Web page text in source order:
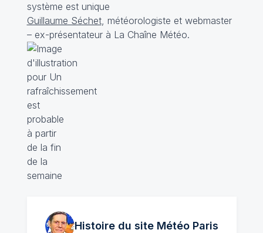
système est unique
Guillaume Séchet, météorologiste et webmaster
– ex-présentateur à La Chaîne Météo.
Histoire du site MétéoParis